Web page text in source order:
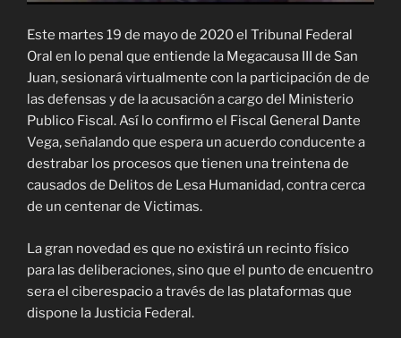
Este martes 19 de mayo de 2020 el Tribunal Federal
Oral en lo penal que entiende la Megacausa III de San
Juan, sesionará virtualmente con la participación de de
las defensas y de la acusación a cargo del Ministerio
Publico Fiscal. Así lo confirmo el Fiscal General Dante
Vega, señalando que espera un acuerdo conducente a
destrabar los procesos que tienen una treintena de
causados de Delitos de Lesa Humanidad, contra cerca
de un centenar de Victimas.
La gran novedad es que no existirá un recinto físico
para las deliberaciones, sino que el punto de encuentro
sera el ciberespacio a través de las plataformas que
dispone la Justicia Federal.